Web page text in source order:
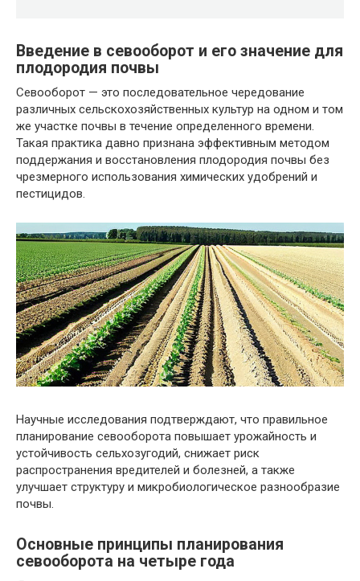
Введение в севооборот и его значение для
плодородия почвы
Севооборот — это последовательное чередование
различных сельскохозяйственных культур на одном и том
же участке почвы в течение определенного времени.
Такая практика давно признана эффективным методом
поддержания и восстановления плодородия почвы без
чрезмерного использования химических удобрений и
пестицидов.
Научные исследования подтверждают, что правильное
планирование севооборота повышает урожайность и
устойчивость сельхозугодий, снижает риск
распространения вредителей и болезней, а также
улучшает структуру и микробиологическое разнообразие
почвы.
Основные принципы планирования
севооборота на четыре года